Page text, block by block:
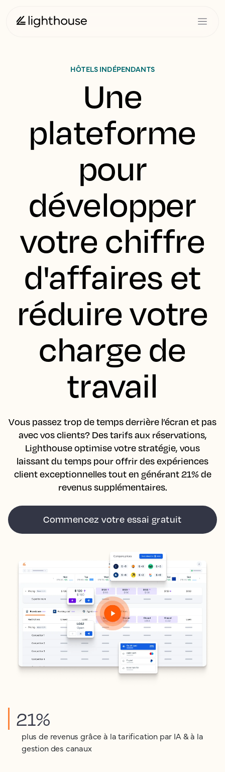
HÔTELS INDÉPENDANTS
Une
plateforme
pour
développer
votre chiffre
d'affaires et
réduire votre
charge de
travail
Vous passez trop de temps derrière l’écran et pas
avec vos clients? Des tarifs aux réservations,
Lighthouse optimise votre stratégie, vous
laissant du temps pour offrir des expériences
client exceptionnelles tout en générant 21% de
revenus supplémentaires.
Commencez votre essai gratuit
21%
plus de revenus grâce à la tarification par IA & à la
gestion des canaux